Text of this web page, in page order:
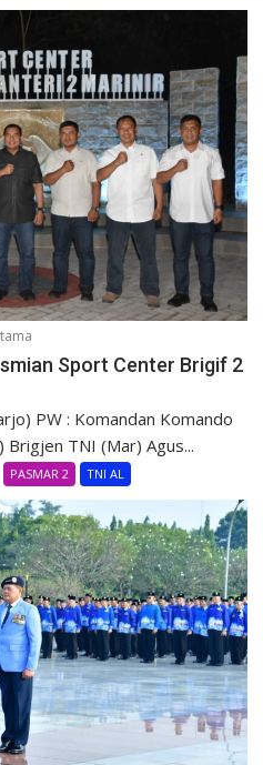
Sport Center Brigif 2
PW : Komandan Komando
Brigjen TNI (Mar) Agus...
PASMAR 2 TNI AL